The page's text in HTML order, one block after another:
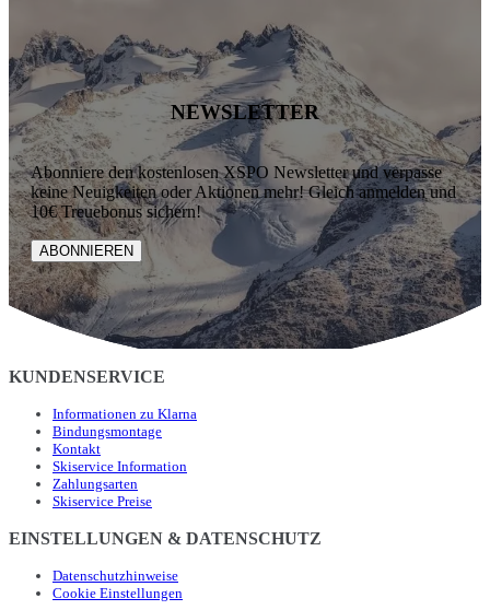
NEWSLETTER
Abonniere den kostenlosen XSPO Newsletter und verpasse
keine Neuigkeiten oder Aktionen mehr! Gleich anmelden und
10€ Treuebonus sichern!
ABONNIEREN
KUNDENSERVICE
Informationen zu Klarna
Bindungsmontage
Kontakt
Skiservice Information
Zahlungsarten
Skiservice Preise
EINSTELLUNGEN & DATENSCHUTZ
Datenschutzhinweise
Cookie Einstellungen